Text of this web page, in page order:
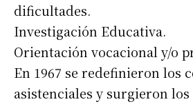
dificultades.
Investigación Educativa.
Orientación vocacional y/o
En 1967 se redefinieron los
asistenciales y surgieron los